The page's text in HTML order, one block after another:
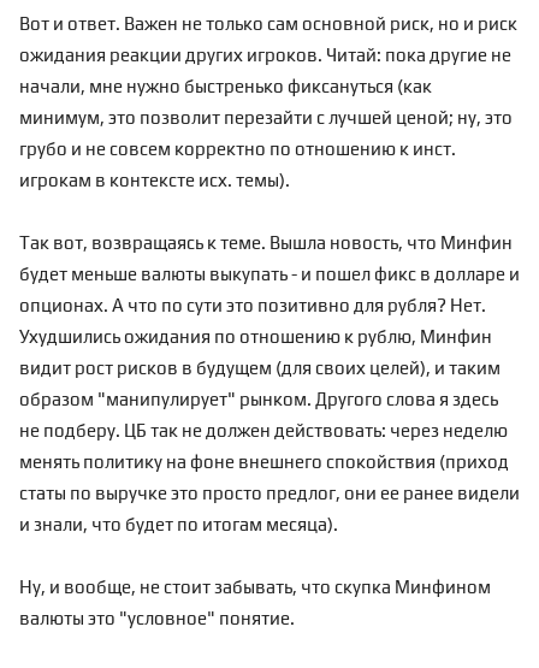
Вот и ответ. Важен не только сам основной риск, но и риск
ожидания реакции других игроков. Читай: пока другие не
начали, мне нужно быстренько фиксануться (как
минимум, это позволит перезайти с лучшей ценой; ну, это
грубо и не совсем корректно по отношению к инст.
игрокам в контексте исх. темы).
Так вот, возвращаясь к теме. Вышла новость, что Минфин
будет меньше валюты выкупать - и пошел фикс в долларе и
опционах. А что по сути это позитивно для рубля? Нет.
Ухудшились ожидания по отношению к рублю, Минфин
видит рост рисков в будущем (для своих целей), и таким
образом "манипулирует" рынком. Другого слова я здесь
не подберу. ЦБ так не должен действовать: через неделю
менять политику на фоне внешнего спокойствия (приход
статы по выручке это просто предлог, они ее ранее видели
и знали, что будет по итогам месяца).
Ну, и вообще, не стоит забывать, что скупка Минфином
валюты это "условное" понятие.